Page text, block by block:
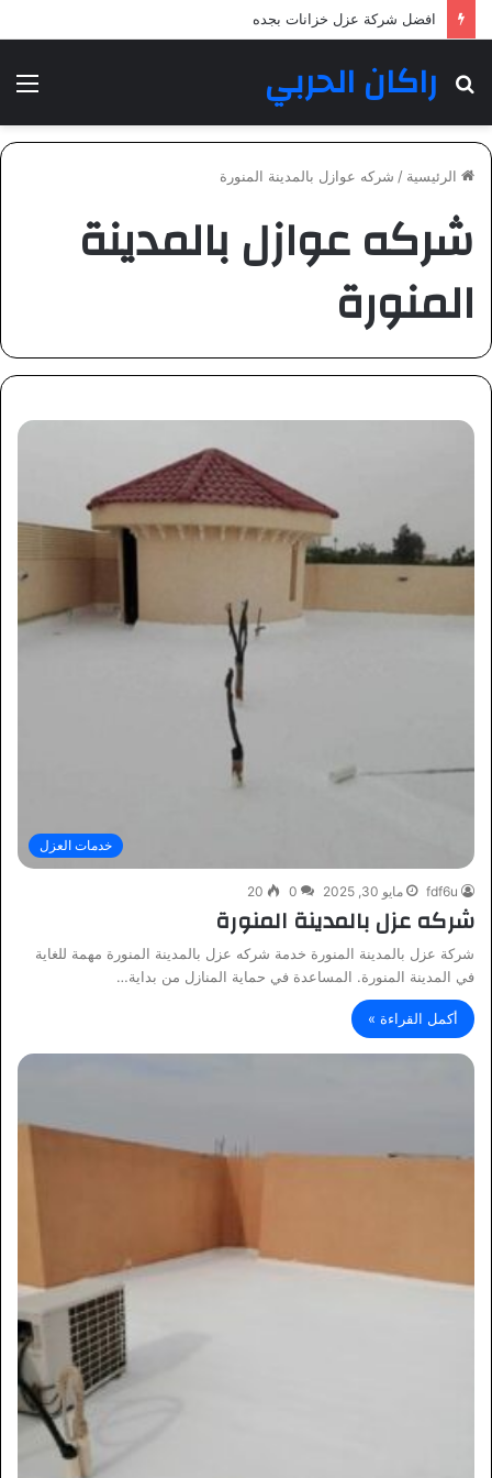
افضل شركة عزل خزانات بجده
راكان الحربيبحث
الرئيسية / شركه عوازل بالمدينة المنورة
شركه عوازل بالمدينة
المنورة
خدمات العزل
fdf6u مايو 30, 2025 0
20
شركه عزل بالمدينة المنورة
شركة عزل بالمدينة المنورة خدمة شركه عزل بالمدينة المنورة مهمة للغاية
في المدينة المنورة. المساعدة في حماية المنازل من بداية…
أكمل القراءة »